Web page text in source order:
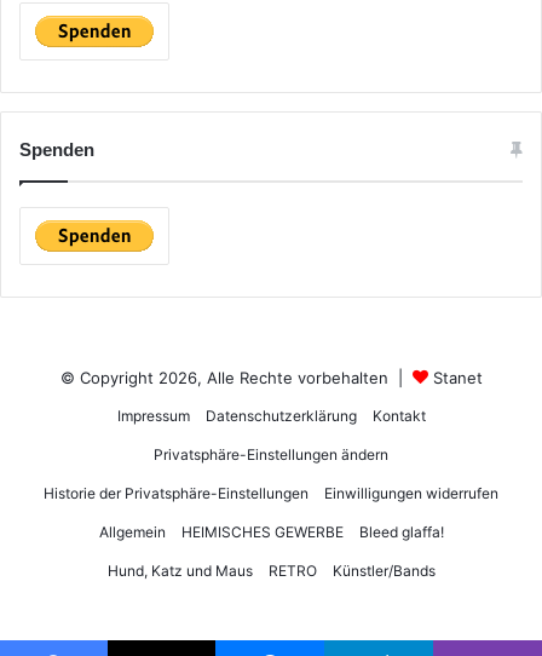
Spenden
© Copyright 2026, Alle Rechte vorbehalten | Stanet
Impressum Datenschutzerklärung Kontakt
Privatsphäre-Einstellungen ändern
Historie der Privatsphäre-Einstellungen Einwilligungen widerrufen
Allgemein HEIMISCHES GEWERBE Bleed glaffa!
Hund, Katz und Maus RETRO Künstler/Bands